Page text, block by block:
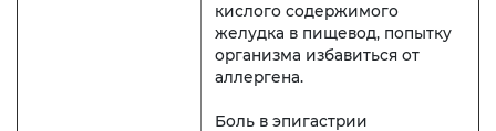
кислого содержимого
желудка в пищевод, попытку
организма избавиться от
аллергена.
Боль в эпигастрии